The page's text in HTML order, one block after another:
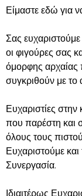
Είμαστε εδώ για
Σας
οι φιγούρες σας
όμορφης αρχαίας
συγκριθούν με
Ευχαριστίες
που παρέστη και
όλους τους
Ευχαριστούμε
Συνεργασία.
Ιδιαιτέρως